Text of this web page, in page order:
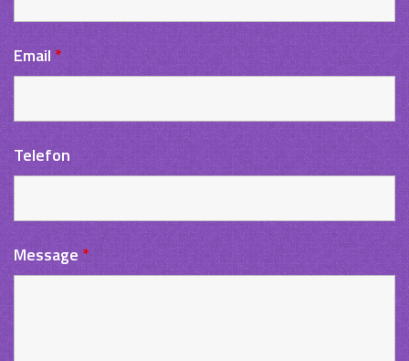
Email*
Telefon
Message *